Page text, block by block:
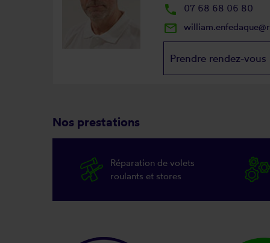
local_phone 07 68 68 06 80
mail_outline
Prendre rendez-vous
Nos prestations
Réparation de volets
roulants et stores